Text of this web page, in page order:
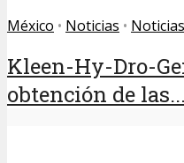
México • Noticias •
Kleen-Hy-Dro-
obtención de las...